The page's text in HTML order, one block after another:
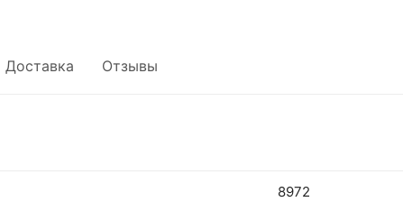
Доставка Отзывы
8972